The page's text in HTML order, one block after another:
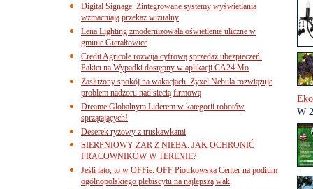
W
Digital Signage. Zintegrowane systemy wyświetlania
wzmacniają przekaz wizualny
Lena Lighting zmodernizowała oświetlenie uliczne w
gminie Gierałtowice
Credit Agricole rozwija cyfrową sprzedaż ubezpieczeń.
Pakiet na Wypadki dostępny w aplikacji CA24 Mo
Zasłużony spokój na wakacjach. Zyxel Nebula rozwiązuje
problem nadzoru nad siecią firmową
Dreame Globalnym Liderem w kategorii robotów
sprzątających!
Deserek ryżowy z truskawkami
SIERPNIOWY ŻAR Z NIEBA. JAK OCHRONIĆ
PRACOWNIKÓW W TERENIE?
Jeśli lato, to w OFFie. OFF Piotrkowska Center na podium
ogólnopolskiego plebiscytu na najlepszą wak